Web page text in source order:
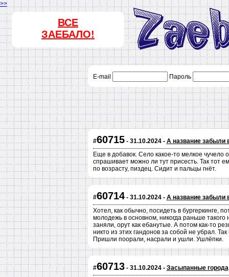
>>
ВСЕ
ЗАЕБАЛО!
E-mail Пароль
#60715- 31.10.2024 - А название забыли
Еще в добавок. Село какое-то мелкое чучело
спрашивает можно ли тут присесть. Так тот
по возрасту, пиздец. Сидит и пальцы гнёт.
#60714- 31.10.2024 - А название забыли
Хотел, как обычно, посидеть в бургеркинге,
молодежь в основном, никогда раньше
заняли, орут как ебанутые. А потом как-то
никто из этих гандонов за собой не убрал.
Пришли поорали, насрали и ушли. Ушлёпки.
#60713- 31.10.2024 - Засыпанные города